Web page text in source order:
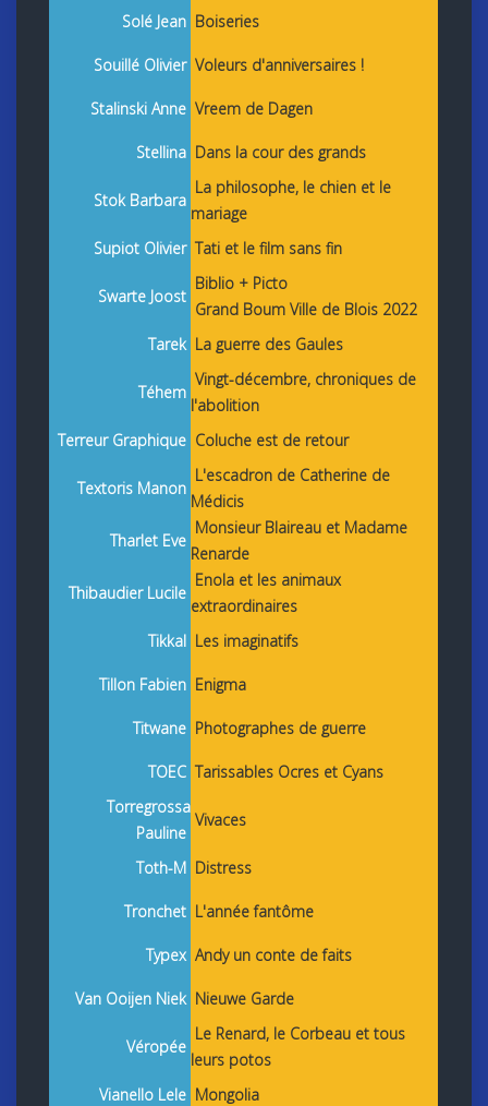
Solé Jean Boiseries
Souillé Olivier Voleurs d'anniversaires !
Stalinski Anne Vreem de Dagen
Stellina Dans la cour des grands
Stok Barbara
La philosophe, le chien et le
mariage
Supiot Olivier Tati et le film sans fin
Swarte Joost
Biblio + Picto
Grand Boum Ville de Blois 2022
Tarek La guerre des Gaules
Téhem
Vingt-décembre, chroniques de
l'abolition
Terreur Graphique Coluche est de retour
Textoris Manon
L'escadron de Catherine de
Médicis
Tharlet Eve
Monsieur Blaireau et Madame
Renarde
Thibaudier Lucile
Enola et les animaux
extraordinaires
Tikkal Les imaginatifs
Tillon Fabien Enigma
Titwane Photographes de guerre
TOEC Tarissables Ocres et Cyans
Torregrossa
Pauline
Vivaces
Toth-M Distress
Tronchet L'année fantôme
Typex Andy un conte de faits
Van Ooijen Niek Nieuwe Garde
Véropée
Le Renard, le Corbeau et tous
leurs potos
Vianello Lele Mongolia